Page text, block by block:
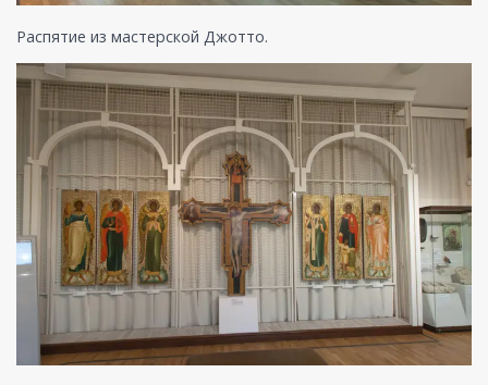
Распятие из мастерской Джотто.